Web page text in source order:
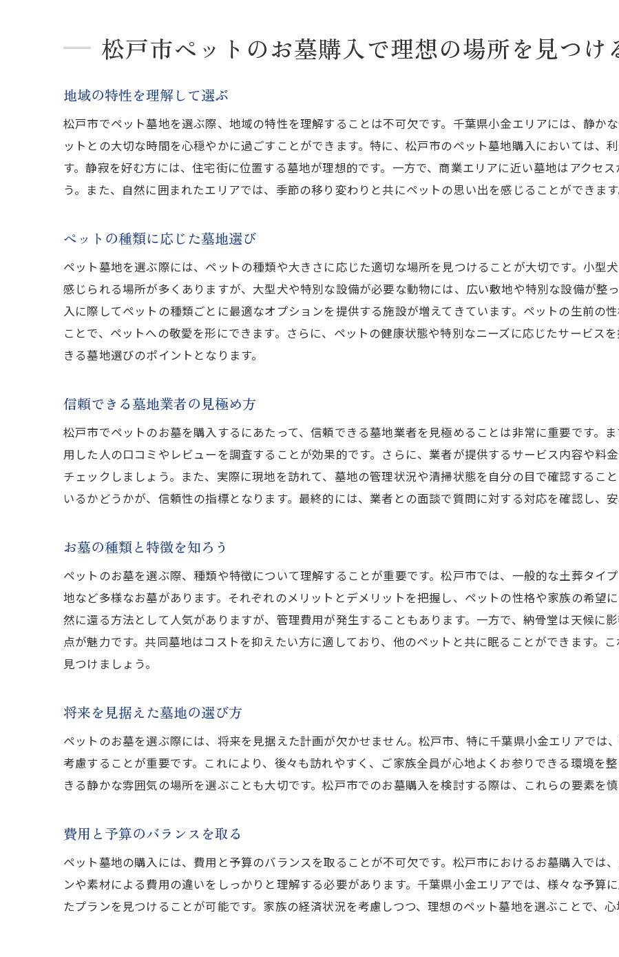
費用と予算のバランスを取る
千葉県小金エリアでのペット墓地選びのポイント
土地の特性を活かした選び方
周辺環境が与える影響
アクセスの良さを考慮する
管理の行き届いた墓地を選ぼう
思い出を形にする墓石選び
メモリアルサービスの活用法
ペット友好墓地のメリット
お墓参りをしやすい立地とは
心の準備を整える場所を選ぶ
自然豊かな安らぎの空間
宗教的・文化的背景の考慮
松戸市のペット墓地で後悔しないお墓購入の秘訣
事前調査の重要性
契約内容の確認ポイント
購入後の安心を得る方法
ペットを安らかに弔う松戸市の理想の墓地探し
ペットの性格に合った墓地選び
未来を見据えた選択肢
家族全員が納得する決定
温かみのあるサービス内容
松戸市ペットのお墓購入で理想の場所を見つけ
地域の特性を理解して選ぶ
松戸市でペット墓地を選ぶ際、地域の特性を理解することは不可欠です。千葉県小金エリアには、静か
ットとの大切な時間を心穏やかに過ごすことができます。特に、松戸市のペット墓地購入においては、
す。静寂を好む方には、住宅街に位置する墓地が理想的です。一方で、商業エリアに近い墓地はアクセ
う。また、自然に囲まれたエリアでは、季節の移り変わりと共にペットの思い出を感じることができます
ペットの種類に応じた墓地選び
ペット墓地を選ぶ際には、ペットの種類や大きさに応じた適切な場所を見つけることが大切です。小型
感じられる場所が多くありますが、大型犬や特別な設備が必要な動物には、広い敷地や特別な設備が整
入に際してペットの種類ごとに最適なオプションを提供する施設が増えてきています。ペットの生前の
ことで、ペットへの敬愛を形にできます。さらに、ペットの健康状態や特別なニーズに応じたサービス
きる墓地選びのポイントとなります。
信頼できる墓地業者の見極め方
松戸市でペットのお墓を購入するにあたって、信頼できる墓地業者を見極めることは非常に重要です。
用した人の口コミやレビューを調査することが効果的です。さらに、業者が提供するサービス内容や料
チェックしましょう。また、実際に現地を訪れて、墓地の管理状況や清掃状態を自分の目で確認するこ
いるかどうかが、信頼性の指標となります。最終的には、業者との面談で質問に対する対応を確認し、
お墓の種類と特徴を知ろう
ペットのお墓を選ぶ際、種類や特徴について理解することが重要です。松戸市では、一般的な土葬タイ
地など多様なお墓があります。それぞれのメリットとデメリットを把握し、ペットの性格や家族の希望
然に還る方法として人気がありますが、管理費用が発生することもあります。一方で、納骨堂は天候に
点が魅力です。共同墓地はコストを抑えたい方に適しており、他のペットと共に眠ることができます。
見つけましょう。
将来を見据えた墓地の選び方
ペットのお墓を選ぶ際には、将来を見据えた計画が欠かせません。松戸市、特に千葉県小金エリアでは
考慮することが重要です。これにより、後々も訪れやすく、ご家族全員が心地よくお参りできる環境を
きる静かな雰囲気の場所を選ぶことも大切です。松戸市でのお墓購入を検討する際は、これらの要素を
費用と予算のバランスを取る
ペット墓地の購入には、費用と予算のバランスを取ることが不可欠です。松戸市におけるお墓購入では
ンや素材による費用の違いをしっかりと理解する必要があります。千葉県小金エリアでは、様々な予算
たプランを見つけることが可能です。家族の経済状況を考慮しつつ、理想のペット墓地を選ぶことで、心